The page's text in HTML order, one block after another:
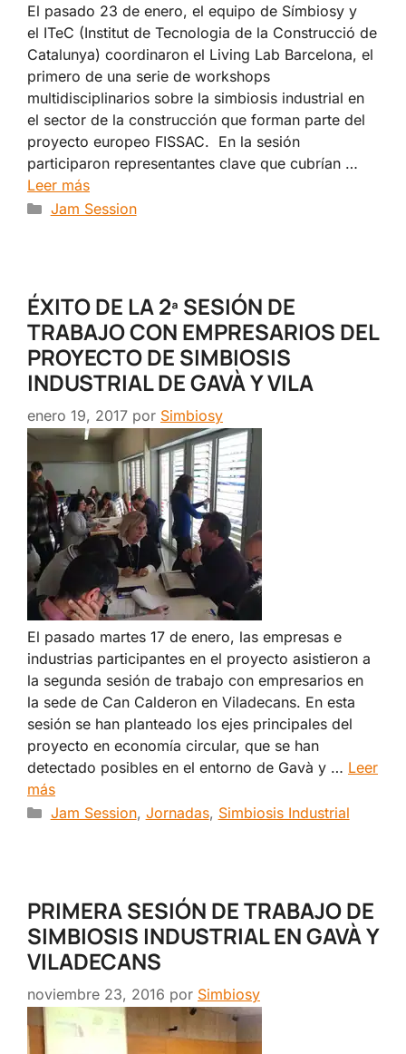
​El pasado 23 de enero, el equipo de Símbiosy y
el ITeC (Institut de Tecnologia de la Construcció de
Catalunya) coordinaron el Living Lab Barcelona, el
primero de una serie de workshops
multidisciplinarios sobre la simbiosis industrial en
el sector de la construcción que forman parte del
proyecto europeo FISSAC. ​ En la sesión
participaron representantes clave que cubrían …
Leer más
Categorías
Jam Session
ÉXITO DE LA 2ª SESIÓN DE
TRABAJO CON EMPRESARIOS DEL
PROYECTO DE SIMBIOSIS
INDUSTRIAL DE GAVÀ Y VILA
enero 19, 2017 por Simbiosy
El pasado martes 17 de enero, las empresas e
industrias participantes en el proyecto asistieron a
la segunda sesión de trabajo con empresarios en
la sede de Can Calderon en Viladecans. En esta
sesión se han planteado los ejes principales del
proyecto en economía circular, que se han
detectado posibles en el entorno de Gavà y … Leer
más
Categorías
Jam Session, Jornadas, Simbiosis Industrial
PRIMERA SESIÓN DE TRABAJO DE
SIMBIOSIS INDUSTRIAL EN GAVÀ Y
VILADECANS
noviembre 23, 2016 por Simbiosy